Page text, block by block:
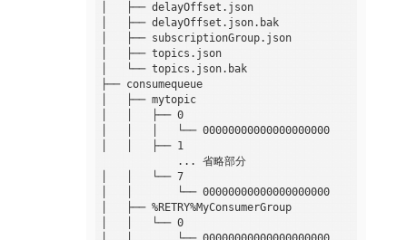
│   ├── delayOffset.json
│   ├── delayOffset.json.bak
│   ├── subscriptionGroup.json
│   ├── topics.json
│   └── topics.json.bak
├── consumequeue
│   ├── mytopic
│   │   ├── 0
│   │   │   └── 00000000000000000000
│   │   ├── 1
            ... 省略部分
│   │   └── 7
│   │       └── 00000000000000000000
│   ├── %RETRY%MyConsumerGroup
│   │   └── 0